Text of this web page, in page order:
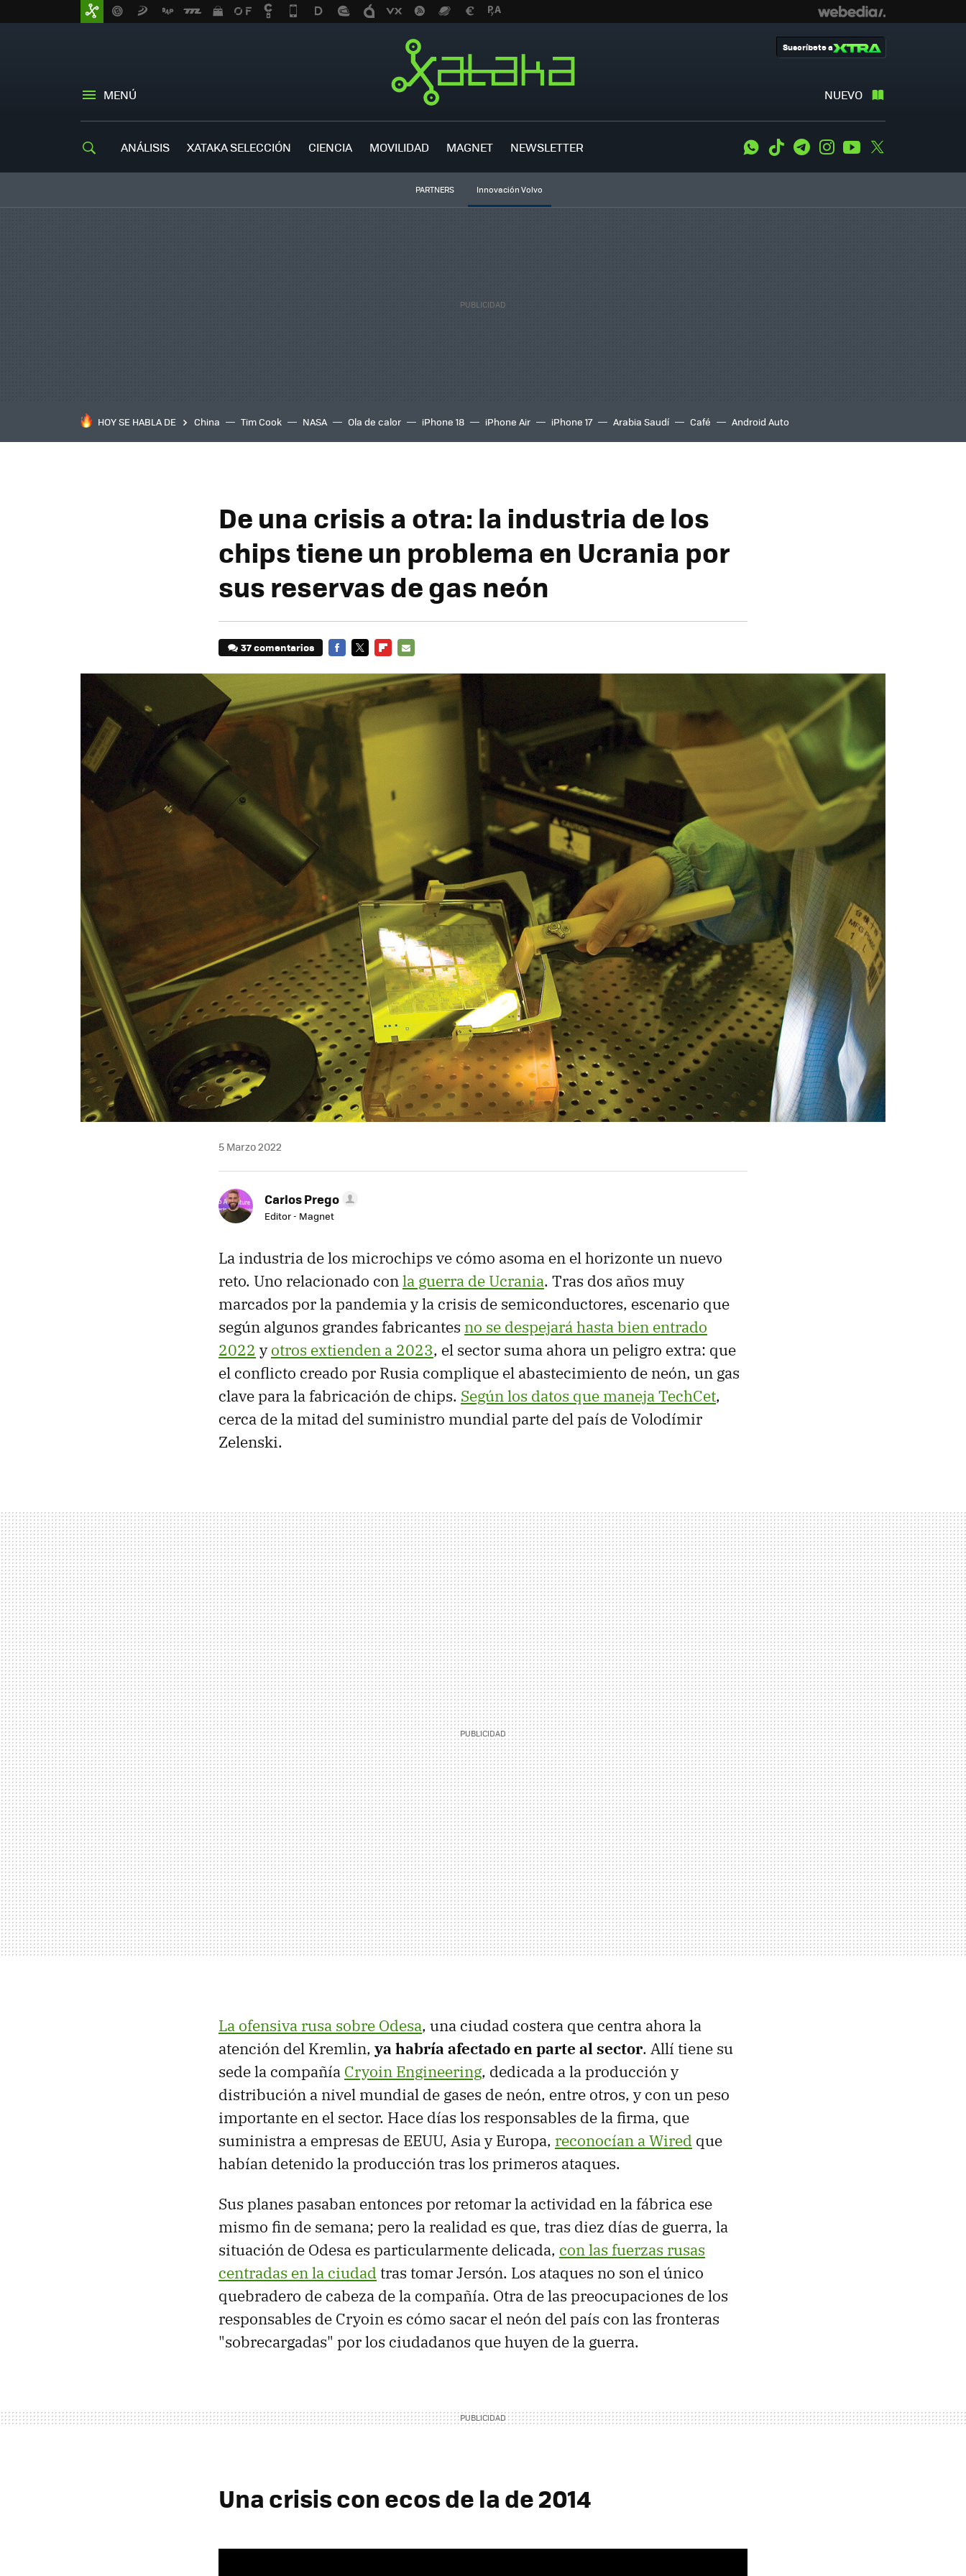
MENÚ NUEVO
Suscríbete a
ANÁLISIS XATAKA SELECCIÓN CIENCIA MOVILIDAD MAGNET NEWSLETTER WhatsApp
Tiktok TelegramInstagramYoutube
PARTNERS Innovación Volvo
HOY SE HABLA DE China Tim Cook NASA Ola de calor iPhone 18 iPhone Air iPhone 17 Arabia Saudí Café Android Auto
De una crisis a otra: la industria de los
chips tiene un problema en Ucrania por
sus reservas de gas neón
37 comentarios
MAIL
5 Marzo 2022
Carlos Prego
Editor - Magnet
La industria de los microchips ve cómo asoma en el horizonte un nuevo
reto. Uno relacionado conla guerra de Ucrania. Tras dos años muy
marcados por la pandemia y la crisis de semiconductores, escenario que
según algunos grandes fabricantes no se despejará hasta bien entrado
2022 yotros extienden a 2023, el sector suma ahora un peligro extra: que
el conflicto creado por Rusia complique el abastecimiento de neón, un gas
clave para la fabricación de chips. Según los datos que maneja TechCet,
cerca de la mitad del suministro mundial parte del país de Volodímir
Zelenski.
La ofensiva rusa sobre Odesa, una ciudad costera que centra ahora la
atención del Kremlin, ya habría afectado en parte al sector. Allí tiene su
sede la compañía Cryoin Engineering, dedicada a la producción y
distribución a nivel mundial de gases de neón, entre otros, y con un peso
importante en el sector. Hace días los responsables de la firma, que
suministra a empresas de EEUU, Asia y Europa, reconocían a Wired que
habían detenido la producción tras los primeros ataques.
Sus planes pasaban entonces por retomar la actividad en la fábrica ese
mismo fin de semana; pero la realidad es que, tras diez días de guerra, la
situación de Odesa es particularmente delicada, con las fuerzas rusas
centradas en la ciudad tras tomar Jersón. Los ataques no son el único
quebradero de cabeza de la compañía. Otra de las preocupaciones de los
responsables de Cryoin es cómo sacar el neón del país con las fronteras
"sobrecargadas" por los ciudadanos que huyen de la guerra.
Una crisis con ecos de la de 2014